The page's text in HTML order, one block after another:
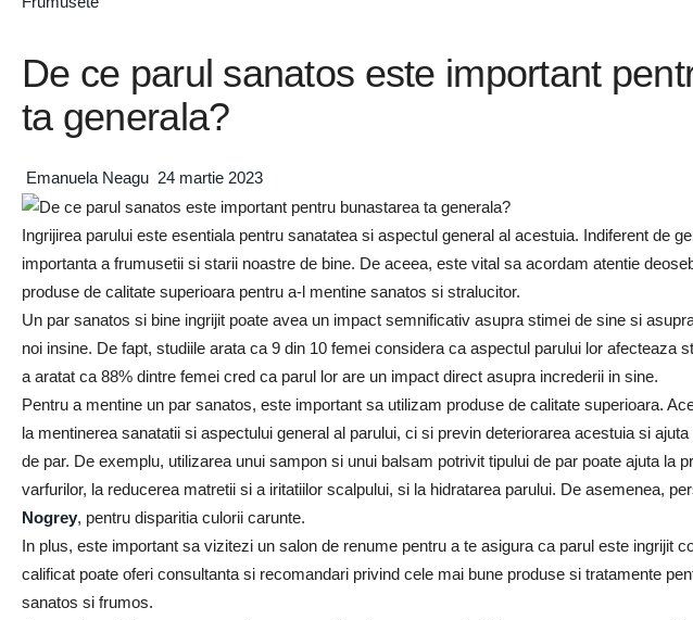
De ce parul sanatos este important
ta generala?
Emanuela Neagu 24 martie 2023
Ingrijirea parului este esentiala pentru sanatatea si aspectul general al acestuia. Indiferent de
importanta a frumusetii si starii noastre de bine. De aceea, este vital sa acordam atentie
produse de calitate superioara pentru a-l mentine sanatos si stralucitor.
Un par sanatos si bine ingrijit poate avea un impact semnificativ asupra stimei de sine si
noi insine. De fapt, studiile arata ca 9 din 10 femei considera ca aspectul parului lor afecteaza
a aratat ca 88% dintre femei cred ca parul lor are un impact direct asupra increderii in sine.
Pentru a mentine un par sanatos, este important sa utilizam produse de calitate superioara.
la mentinerea sanatatii si aspectului general al parului, ci si previn deteriorarea acestuia si
de par. De exemplu, utilizarea unui sampon si unui balsam potrivit tipului de par poate ajuta la
varfurilor, la reducerea matretii si a iritatiilor scalpului, si la hidratarea parului. De asemenea,
Nogrey, pentru disparitia culorii carunte.
In plus, este important sa vizitezi un salon de renume pentru a te asigura ca parul este ingrijit
calificat poate oferi consultanta si recomandari privind cele mai bune produse si tratamente
sanatos si frumos.